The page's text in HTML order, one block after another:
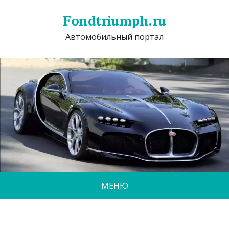
Fondtriumph.ru
Автомобильный портал
МЕНЮ